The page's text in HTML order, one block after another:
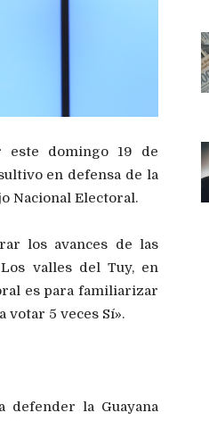
este domingo 19 de
en defensa de la
Nacional Electoral.
los avances de las
valles del Tuy, en
es para familiarizar
votar 5 veces Sí».
defender la Guayana